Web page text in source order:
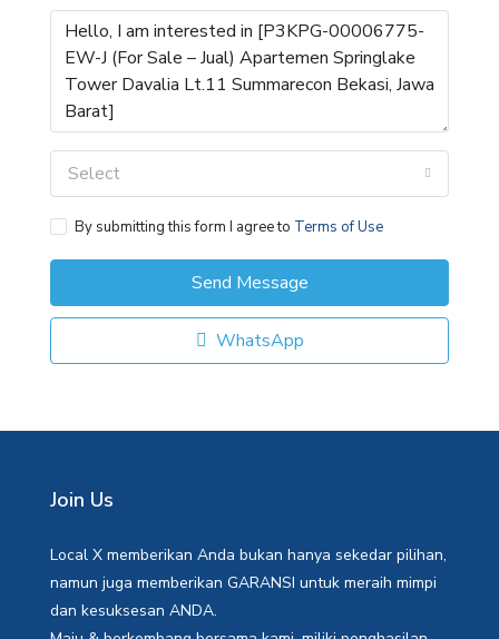
Select
By submitting this form I agree to Terms of Use
Send Message
WhatsApp
Join Us
Local X memberikan Anda bukan hanya sekedar pilihan,
namun juga memberikan GARANSI untuk meraih mimpi
dan kesuksesan ANDA.